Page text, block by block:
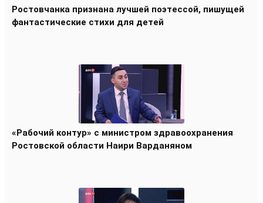
Ростовчанка признана лучшей поэтессой, пишущей
фантастические стихи для детей
«Рабочий контур» с министром здравоохранения
Ростовской области Наири Варданяном